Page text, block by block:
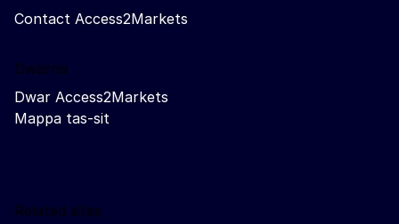
Contact Access2Markets
Dwarna
Dwar Access2Markets
Mappa tas-sit
Related sites